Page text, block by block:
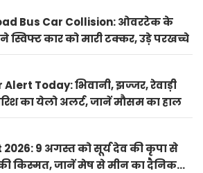
Bus Car Collision: ओवरटेक के
स्विफ्ट कार को मारी टक्कर, उड़े परखच्चे
Today: भिवानी, झज्जर, रेवाड़ी
का येलो अलर्ट, जानें मौसम का हाल
9 अगस्त को सूर्य देव की कृपा से
किस्मत, जानें मेष से मीन का दैनिक